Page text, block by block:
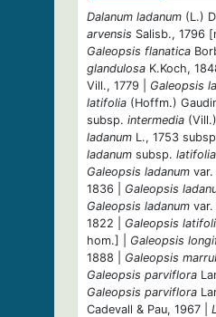
Dalanum ladanum (L.)
arvensis Salisb., 1796
Galeopsis flanatica
glandulosa K.Koch,
Vill., 1779 | Galeopsis
latifolia (Hoffm.)
subsp. intermedia
ladanum L., 1753
ladanum subsp. latifolia
Galeopsis ladanum var.
1836 | Galeopsis
Galeopsis ladanum var.
1822 | Galeopsis
hom.] | Galeopsis
1888 | Galeopsis
Galeopsis parviflora
Galeopsis parviflora
Cadevall & Pau, 1967 |